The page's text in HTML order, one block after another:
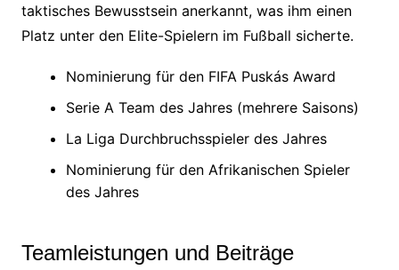
taktisches Bewusstsein anerkannt, was ihm einen
Platz unter den Elite-Spielern im Fußball sicherte.
Nominierung für den FIFA Puskás Award
Serie A Team des Jahres (mehrere Saisons)
La Liga Durchbruchsspieler des Jahres
Nominierung für den Afrikanischen Spieler
des Jahres
Teamleistungen und Beiträge